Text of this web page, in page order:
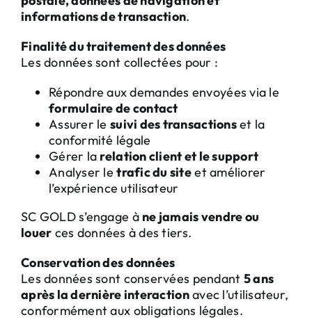
informations de transaction.
Finalité du traitement des données
Les données sont collectées pour :
Répondre aux demandes envoyées via le
formulaire de contact
Assurer le suivi des transactionset la
conformité légale
Gérer la relation client et le support
Analyser letrafic du siteet améliorer
l’expérience utilisateur
SC GOLD s’engage à ne jamais vendre ou
louer ces données à des tiers.
Conservation des données
Les données sont conservées pendant 5 ans
après la dernière interactionavec l’utilisateur,
conformément aux obligations légales.